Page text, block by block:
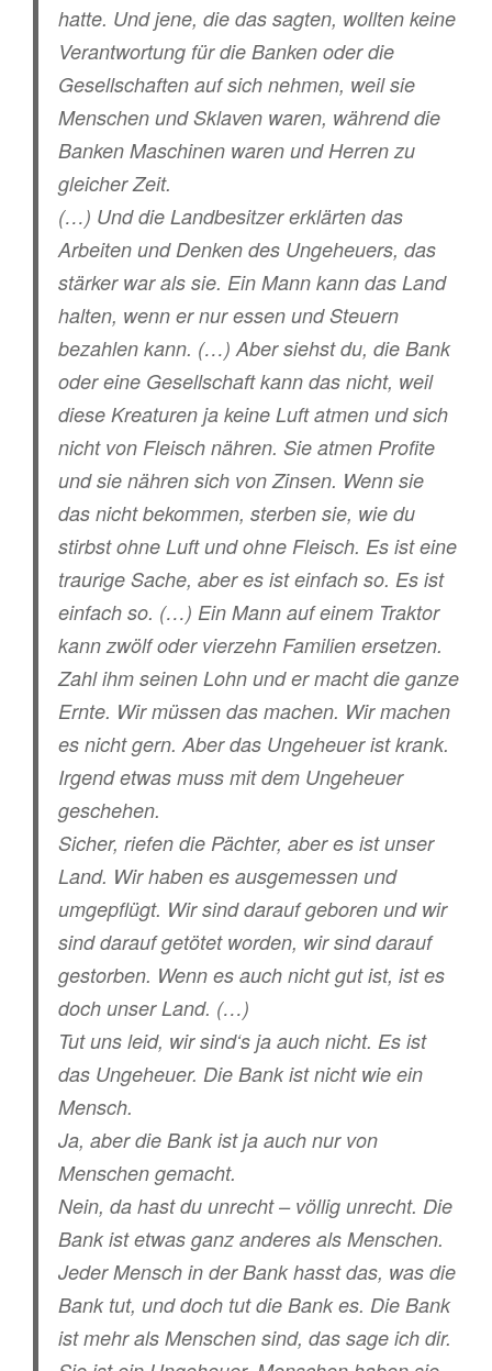
hatte. Und jene, die das sagten, wollten keine
Verantwortung für die Banken oder die
Gesellschaften auf sich nehmen, weil sie
Menschen und Sklaven waren, während die
Banken Maschinen waren und Herren zu
gleicher Zeit.
(…) Und die Landbesitzer erklärten das
Arbeiten und Denken des Ungeheuers, das
stärker war als sie. Ein Mann kann das Land
halten, wenn er nur essen und Steuern
bezahlen kann. (…) Aber siehst du, die Bank
oder eine Gesellschaft kann das nicht, weil
diese Kreaturen ja keine Luft atmen und sich
nicht von Fleisch nähren. Sie atmen Profite
und sie nähren sich von Zinsen. Wenn sie
das nicht bekommen, sterben sie, wie du
stirbst ohne Luft und ohne Fleisch. Es ist eine
traurige Sache, aber es ist einfach so. Es ist
einfach so. (…) Ein Mann auf einem Traktor
kann zwölf oder vierzehn Familien ersetzen.
Zahl ihm seinen Lohn und er macht die ganze
Ernte. Wir müssen das machen. Wir machen
es nicht gern. Aber das Ungeheuer ist krank.
Irgend etwas muss mit dem Ungeheuer
geschehen.
Sicher, riefen die Pächter, aber es ist unser
Land. Wir haben es ausgemessen und
umgepflügt. Wir sind darauf geboren und wir
sind darauf getötet worden, wir sind darauf
gestorben. Wenn es auch nicht gut ist, ist es
doch unser Land. (…)
Tut uns leid, wir sind‘s ja auch nicht. Es ist
das Ungeheuer. Die Bank ist nicht wie ein
Mensch.
Ja, aber die Bank ist ja auch nur von
Menschen gemacht.
Nein, da hast du unrecht – völlig unrecht. Die
Bank ist etwas ganz anderes als Menschen.
Jeder Mensch in der Bank hasst das, was die
Bank tut, und doch tut die Bank es. Die Bank
ist mehr als Menschen sind, das sage ich dir.